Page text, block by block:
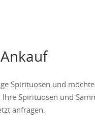
Spirituosen und
Spirituosen und
anfragen.